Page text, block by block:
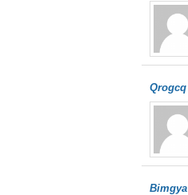
Qrogcq
Bimgya